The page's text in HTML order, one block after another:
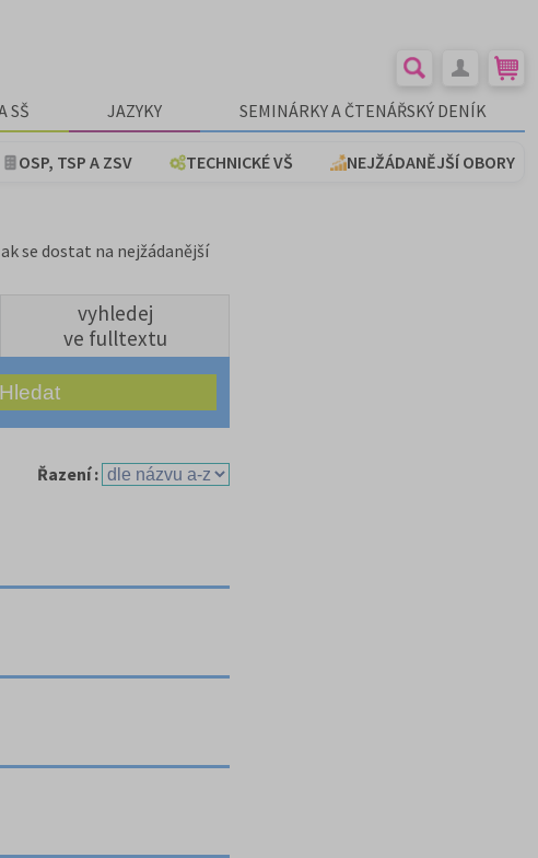
SŠ JAZYKY SEMINÁRKY A ČTENÁŘSKÝ DENÍK
OSP, TSP A ZSV TECHNICKÉ VŠ NEJŽÁDANĚJŠÍ OBORY
se dostat na nejžádanější
vyhledej
ve fulltextu
Řazení :